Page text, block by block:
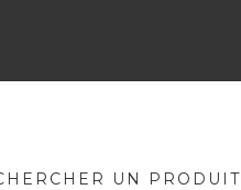
UN PRODUIT